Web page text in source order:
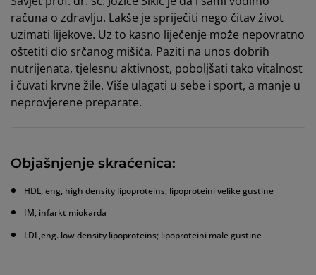
računa o zdravlju. Lakše je spriječiti nego čitav život
uzimati lijekove. Uz to kasno liječenje može nepovratno
oštetiti dio srčanog mišića. Paziti na unos dobrih
nutrijenata, tjelesnu aktivnost, poboljšati tako vitalnost
i čuvati krvne žile. Više ulagati u sebe i sport, a manje u
neprovjerene preparate.
Objašnjenje skraćenica:
HDL, eng, high density lipoproteins; lipoproteini velike gustine
IM, infarkt miokarda
LDL,eng. low density lipoproteins; lipoproteini male gustine